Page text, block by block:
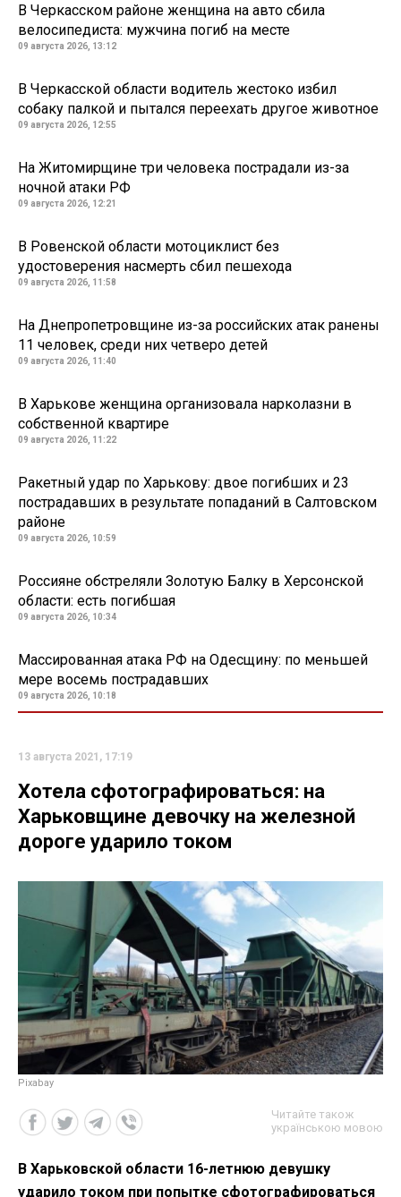
В Черкасском районе женщина на авто сбила
велосипедиста: мужчина погиб на месте
09 августа 2026, 13:12
В Черкасской области водитель жестоко избил
собаку палкой и пытался переехать другое животное
09 августа 2026, 12:55
На Житомирщине три человека пострадали из-за
ночной атаки РФ
09 августа 2026, 12:21
В Ровенской области мотоциклист без
удостоверения насмерть сбил пешехода
09 августа 2026, 11:58
На Днепропетровщине из-за российских атак ранены
11 человек, среди них четверо детей
09 августа 2026, 11:40
В Харькове женщина организовала нарколазни в
собственной квартире
09 августа 2026, 11:22
Ракетный удар по Харькову: двое погибших и 23
пострадавших в результате попаданий в Салтовском
районе
09 августа 2026, 10:59
Россияне обстреляли Золотую Балку в Херсонской
области: есть погибшая
09 августа 2026, 10:34
Массированная атака РФ на Одесщину: по меньшей
мере восемь пострадавших
09 августа 2026, 10:18
13 августа 2021, 17:19
Хотела сфотографироваться: на
Харьковщине девочку на железной
дороге ударило током
Рixabay
Читайте також
українською мовою
В Харьковской области 16-летнюю девушку
ударило током при попытке сфотографироваться